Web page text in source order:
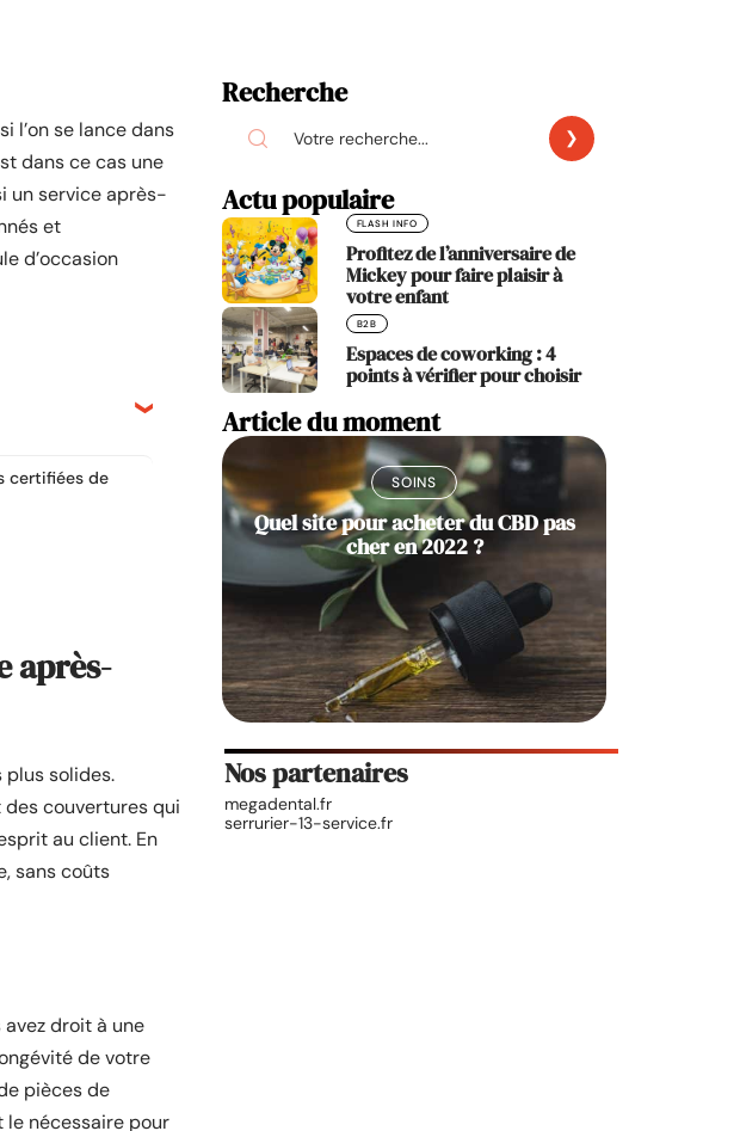
l’on se lance dans
dans ce cas une
un service après-
et
d’occasion
certifiées de
après-
plus solides.
couvertures qui
au client. En
sans coûts
droit à une
de votre
pièces de
le nécessaire pour
Recherche
Actu populaire
FLASH INFO
Profitez de l’anniversaire de
Mickey pour faire plaisir à
votre enfant
B2B
Espaces de coworking : 4
points à vérifier pour choisir
Article du moment
SOINS
Quel site pour acheter du CBD pas
cher en 2022 ?
Nos partenaires
megadental.fr
serrurier-13-service.fr